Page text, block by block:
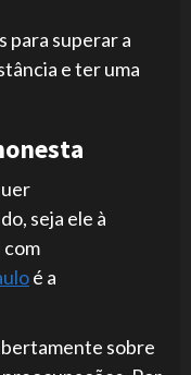
para superar a
e ter uma
seja ele à
com
é a
sobre